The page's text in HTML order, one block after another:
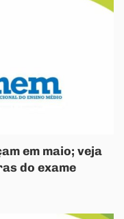
em maio; veja
do exame